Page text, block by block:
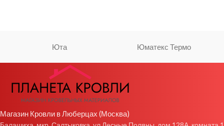
Юта Юматекс Термо
Магазин Кровли в Люберцах (Москва)